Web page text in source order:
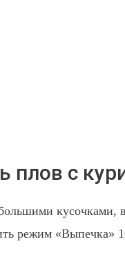
плов с
кусочками,
режим «Выпечка»